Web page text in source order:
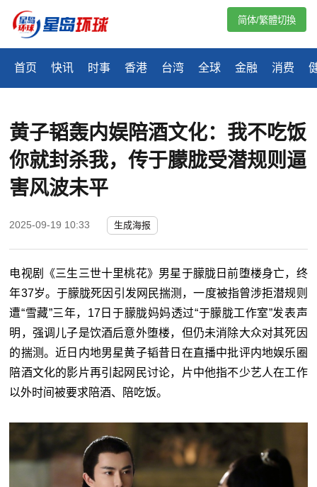
首页 快讯 时事 香港 台湾 全球 金融 消费
简体/繁體切換
黄子韬轰内娱陪酒文化：我不吃饭
你就封杀我，传于朦胧受潜规则逼
害风波未平
2025-09-19 10:33 生成海报
电视剧《三生三世十里桃花》男星于朦胧日前堕楼身亡，终
年37岁。于朦胧死因引发网民揣测，一度被指曾涉拒潜规则
遭“雪藏”三年，17日于朦胧妈妈透过“于朦胧工作室”发表声
明，强调儿子是饮酒后意外堕楼，但仍未消除大众对其死因
的揣测。近日内地男星黄子韬昔日在直播中批评内地娱乐圈
陪酒文化的影片再引起网民讨论，片中他指不少艺人在工作
以外时间被要求陪酒、陪吃饭。